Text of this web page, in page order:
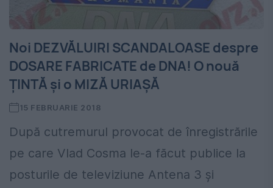
Noi DEZVĂLUIRI SCANDALOASE despre
DOSARE FABRICATE de DNA! O nouă
ȚINTĂ și o MIZĂ URIAȘĂ
15 FEBRUARIE 2018
După cutremurul provocat de înregistrările
pe care Vlad Cosma le-a făcut publice la
posturile de televiziune Antena 3 și